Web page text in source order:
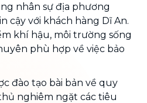
nhân sự địa phương
cậy với khách hàng Dĩ An.
khí hậu, môi trường sống
phù hợp về việc bảo
đào tạo bài bản về quy
nghiêm ngặt các tiêu